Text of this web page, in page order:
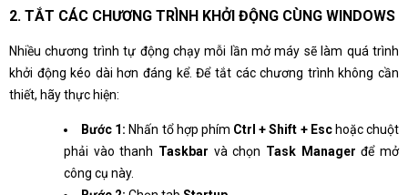
2. TẮT CÁC CHƯƠNG TRÌNH KHỞI ĐỘNG CÙNG WINDOWS
Nhiều chương trình tự động chạy mỗi lần mở máy sẽ làm quá trình
khởi động kéo dài hơn đáng kể. Để tắt các chương trình không cần
thiết, hãy thực hiện:
Bước 1: Nhấn tổ hợp phím Ctrl + Shift + Eschoặc chuột
phải vào thanh Taskbar và chọn Task Manager để mở
công cụ này.